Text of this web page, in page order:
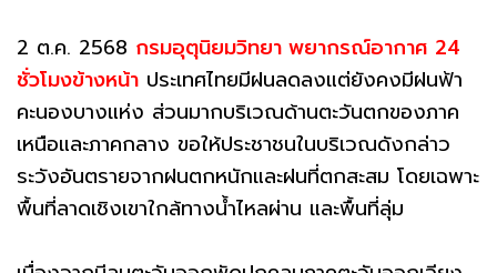
2 ต.ค. 2568 กรมอุตุนิยมวิทยา พยากรณ์อากาศ 24
ชั่วโมงข้างหน้า ประเทศไทยมีฝนลดลงแต่ยังคงมีฝนฟ้า
คะนองบางแห่ง ส่วนมากบริเวณด้านตะวันตกของภาค
เหนือและภาคกลาง ขอให้ประชาชนในบริเวณดังกล่าว
ระวังอันตรายจากฝนตกหนักและฝนที่ตกสะสม โดยเฉพาะ
พื้นที่ลาดเชิงเขาใกล้ทางน้ำไหลผ่าน และพื้นที่ลุ่ม